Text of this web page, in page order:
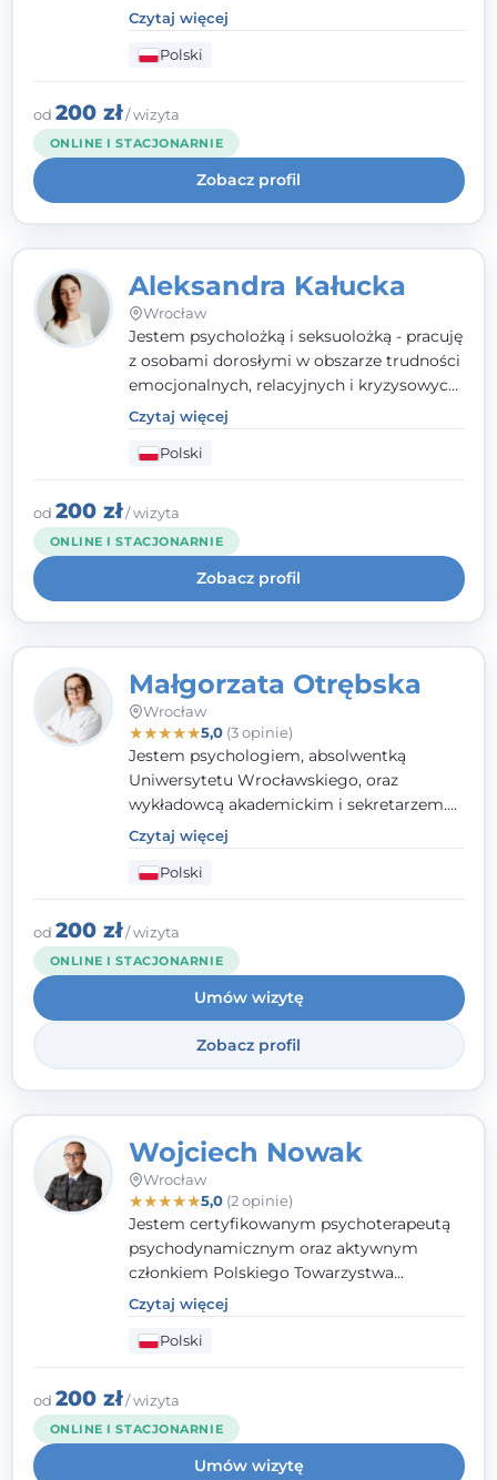
doświadczają kryzysów psychicznych,
traumy, stanów lękowych i trudności
relacyjnych. W pracy kieruję się
uważnością, empatią i głębokim
szacunkiem dla indywidualnej historii
każdego człowieka. Jestem w trakcie
czteroletniej szkoły psychoterapii
poznawczo-behawioralnej
rekomendowanej przez PTTPB.
Czytaj więcej
Polski
od 200 zł/ wizyta
ONLINE I STACJONARNIE
Zobacz profil
Aleksandra Kałucka
Wrocław
Jestem psycholożką i seksuolożką - pracuję
z osobami dorosłymi w obszarze trudności
emocjonalnych, relacyjnych i kryzysowych,
w tym z osobami po doświadczeniach
przemocy. Ukończyłam psychologię
kliniczną oraz studia podyplomowe z
interwencji kryzysowej i seksuologii
klinicznej na SWPS we Wrocławiu. W pracy
kieruję się empatią, etyką zawodową i
uważnością na potrzeby klienta.
Czytaj więcej
Polski
od 200 zł/ wizyta
ONLINE I STACJONARNIE
Zobacz profil
Małgorzata Otrębska
Wrocław
★★★★★5,0(3 opinie)
Jestem psychologiem, absolwentką
Uniwersytetu Wrocławskiego, oraz
wykładowcą akademickim i sekretarzem.
Dodatkowo mam kwalifikacje mediatora,
specjalizując się w sprawach rodzinnych,
cywilnych oraz karnych.
Czytaj więcej
Polski
od 200 zł/ wizyta
ONLINE I STACJONARNIE
Umów wizytę
Zobacz profil
Wojciech Nowak
Wrocław
★★★★★5,0(2 opinie)
Jestem certyfikowanym psychoterapeutą
psychodynamicznym oraz aktywnym
członkiem Polskiego Towarzystwa
Psychoterapii Psychodynamicznej. W
mojej pracy zawodowej kładę duży nacisk
na uważne słuchanie Pacjenta. Interesuje
mnie szczególnie psychoterapia zaburzeń
osobowości, zaburzeń nerwicowych i
lękowych, a także zagadnienia związane z
małżeństwem i rodziną, w tym problemy w
relacjach rodzinnych. Nie specjalizuję się w
Czytaj więcej
Polski
od 200 zł/ wizyta
ONLINE I STACJONARNIE
Umów wizytę